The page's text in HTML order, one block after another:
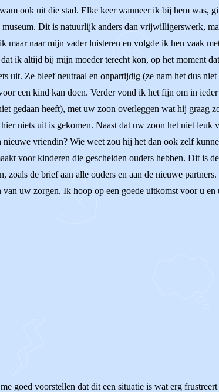
ook uit die stad. Elke keer wanneer ik bij hem was,
museum. Dit is natuurlijk anders dan vrijwilligerswerk,
naar mijn vader luisteren en volgde ik hen vaak
ik altijd bij mijn moeder terecht kon, op het moment
uit. Ze bleef neutraal en onpartijdig (ze nam het dus
een kind kan doen. Verder vond ik het fijn om in
gedaan heeft), met uw zoon overleggen wat hij
niets uit is gekomen. Naast dat uw zoon het niet leuk
vriendin? Wie weet zou hij het dan ook zelf
voor kinderen die gescheiden ouders hebben. Dit is
de brief aan alle ouders en aan de nieuwe
uw zorgen. Ik hoop op een goede uitkomst voor u
goed voorstellen dat dit een situatie is wat erg